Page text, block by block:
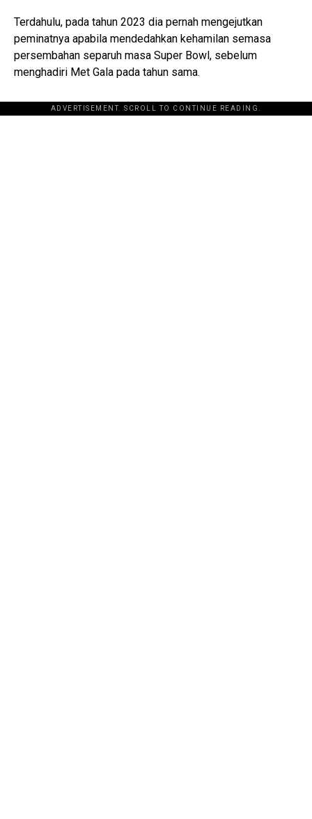
Terdahulu, pada tahun 2023 dia pernah mengejutkan
peminatnya apabila mendedahkan kehamilan semasa
persembahan separuh masa Super Bowl, sebelum
menghadiri Met Gala pada tahun sama.
ADVERTISEMENT. SCROLL TO CONTINUE READING.